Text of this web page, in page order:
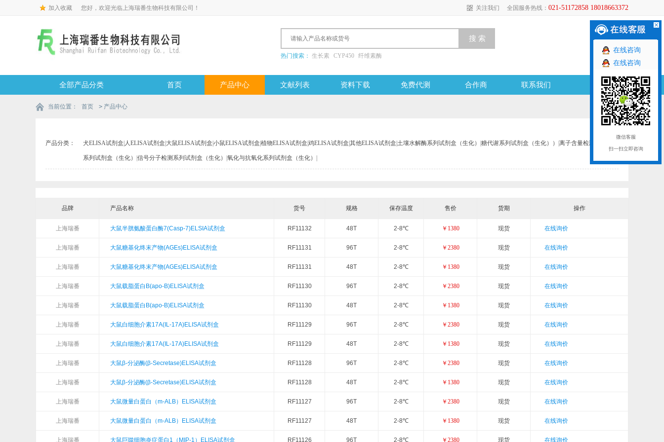
加入收藏 您好，欢迎光临上海瑞番生物科技有限公司！ 全国服务热线： 021-51172858 18018663372
关注我们
热门搜索： 生长素 CYP450 纤维素酶
全部产品分类 首页 产品中心 文献列表 资料下载 免费代测 合作商 联系我们
当前位置： 首页 > 产品中心
产品分类： 犬ELISA试剂盒 人ELISA试剂盒 大鼠ELISA试剂盒 小鼠ELISA试剂盒 植物ELISA试剂盒 鸡ELISA试剂盒 其他ELISA试剂盒 土壤水解酶系列试剂盒（生化） 糖代谢系列试剂盒（生化）） 离子含量检测
系列试剂盒（生化） 信号分子检测系列试剂盒（生化） 氧化与抗氧化系列试剂盒（生化）
品牌 产品名称 货号 规格 保存温度 售价 货期 操作
上海瑞番 大鼠半胱氨酸蛋白酶7(Casp-7)ELSIA试剂盒 RF11132 48T 2-8℃ ￥1380 现货 在线询价
上海瑞番 大鼠糖基化终末产物(AGEs)ELISA试剂盒 RF11131 96T 2-8℃ ￥2380 现货 在线询价
上海瑞番 大鼠糖基化终末产物(AGEs)ELISA试剂盒 RF11131 48T 2-8℃ ￥1380 现货 在线询价
上海瑞番 大鼠载脂蛋白B(apo-B)ELISA试剂盒 RF11130 96T 2-8℃ ￥2380 现货 在线询价
上海瑞番 大鼠载脂蛋白B(apo-B)ELISA试剂盒 RF11130 48T 2-8℃ ￥1380 现货 在线询价
上海瑞番 大鼠白细胞介素17A(IL-17A)ELISA试剂盒 RF11129 96T 2-8℃ ￥2380 现货 在线询价
上海瑞番 大鼠白细胞介素17A(IL-17A)ELISA试剂盒 RF11129 48T 2-8℃ ￥1380 现货 在线询价
上海瑞番 大鼠β-分泌酶(β-Secretase)ELISA试剂盒 RF11128 96T 2-8℃ ￥2380 现货 在线询价
上海瑞番 大鼠β-分泌酶(β-Secretase)ELISA试剂盒 RF11128 48T 2-8℃ ￥1380 现货 在线询价
上海瑞番 大鼠微量白蛋白（m-ALB）ELISA试剂盒 RF11127 96T 2-8℃ ￥2380 现货 在线询价
上海瑞番 大鼠微量白蛋白（m-ALB）ELISA试剂盒 RF11127 48T 2-8℃ ￥1380 现货 在线询价
上海瑞番 大鼠巨噬细胞炎症蛋白1（MIP-1）ELISA试剂盒 RF11126 96T 2-8℃ ￥2380 现货 在线询价
在线咨询
在线咨询
微信客服
扫一扫立即咨询